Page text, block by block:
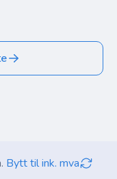
Bytt til ink. mva